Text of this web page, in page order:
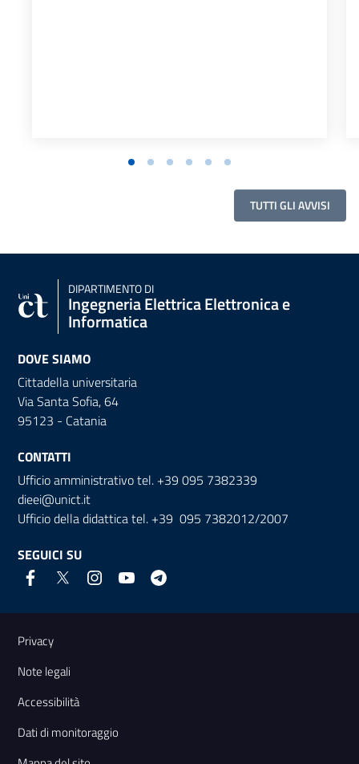
TUTTI GLI AVVISI
DIPARTIMENTO DI
Ingegneria Elettrica Elettronica e
Informatica
DOVE SIAMO
Cittadella universitaria
Via Santa Sofia, 64
95123 - Catania
CONTATTI
Ufficio amministrativo tel. +39 095 7382339
dieei@unict.it
Ufficio della didattica tel. +39 095 7382012/2007
SEGUICI SU
Link e informazioni utili
Privacy
Note legali
Accessibilità
Dati di monitoraggio